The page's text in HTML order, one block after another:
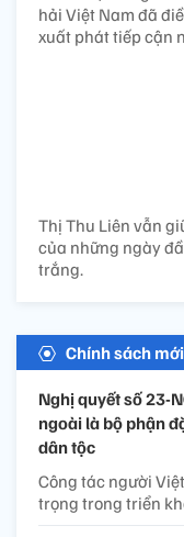
hải Việt Nam đã
xuất phát tiếp cận
Thị Thu Liên vẫn
của những ngày
trắng.
Chính sách mới
Nghị quyết số 23-
ngoài là bộ phận
dân tộc
Công tác người
trọng trong triển